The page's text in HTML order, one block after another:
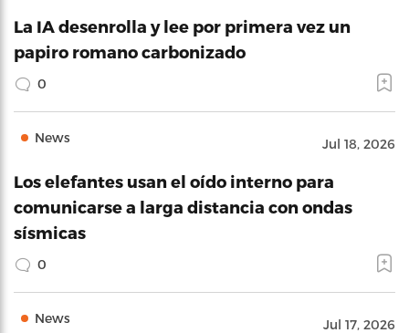
La IA desenrolla y lee por primera vez un
papiro romano carbonizado
0
News Jul 18, 2026
Los elefantes usan el oído interno para
comunicarse a larga distancia con ondas
sísmicas
0
News Jul 17, 2026